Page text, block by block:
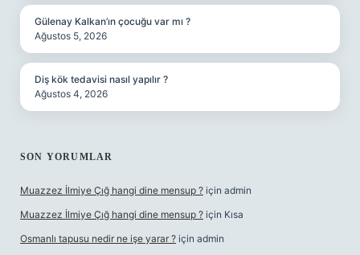
Gülenay Kalkan’ın çocuğu var mı ?
Ağustos 5, 2026
Diş kök tedavisi nasıl yapılır ?
Ağustos 4, 2026
SON YORUMLAR
Muazzez İlmiye Çığ hangi dine mensup ? için admin
Muazzez İlmiye Çığ hangi dine mensup ? için Kısa
Osmanlı tapusu nedir ne işe yarar ? için admin